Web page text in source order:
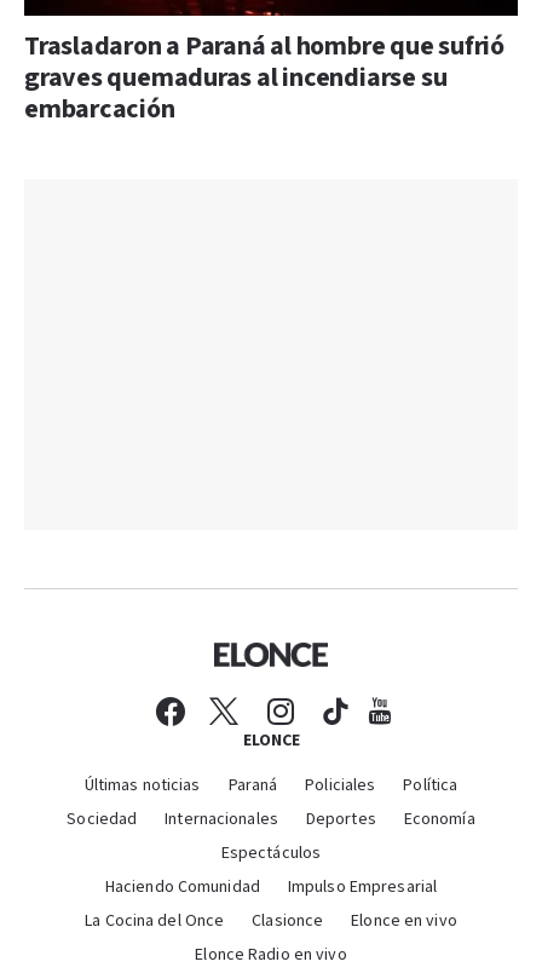
Trasladaron a Paraná al hombre que sufrió
graves quemaduras al incendiarse su
embarcación
ELONCE
Últimas noticias Paraná Policiales
Política
Sociedad
Internacionales Deportes
Economía
Espectáculos
Haciendo Comunidad
Impulso Empresarial
La Cocina del Once
Clasionce
Elonce en vivo
Elonce Radio en vivo